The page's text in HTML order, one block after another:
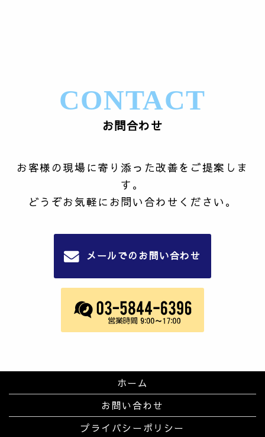
CONTACT
お問合わせ
お客様の現場に寄り添った改善をご提案しま
す。
どうぞお気軽にお問い合わせください。
メールでのお問い合わせ
ホーム
お問い合わせ
プライバシーポリシー